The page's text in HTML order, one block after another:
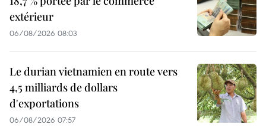
extérieur
06/08/2026 08:03
Le durian vietnamien en route vers
4,5 milliards de dollars
d'exportations
06/08/2026 07:57